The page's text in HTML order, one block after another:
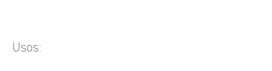
Usos: